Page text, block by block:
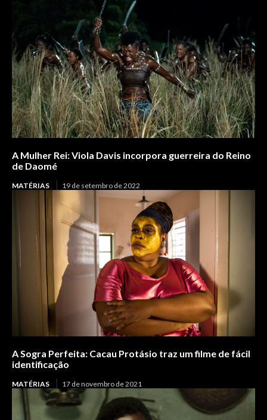
A Mulher Rei: Viola Davis incorpora guerreira do Reino
de Daomé
MATÉRIAS 19 de setembro de 2022
A Sogra Perfeita: Cacau Protásio traz um filme de fácil
identificação
MATÉRIAS 17 de novembro de 2021